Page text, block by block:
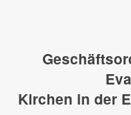
Kirchen in der